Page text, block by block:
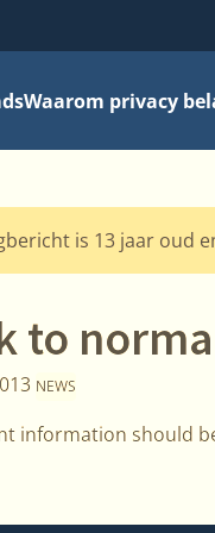
Waarom privacy
is 13 jaar oud
to
NEWS
information should